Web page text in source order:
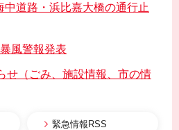
中道路・浜比嘉大橋の通行止
風警報発表
せ（ごみ、施設情報、市の情
緊急情報RSS